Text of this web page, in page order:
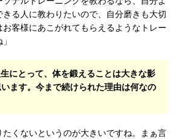
きる人に教わりたいので、自分磨きも大切
客様にあこがれてもらえるようなトレー
とって、体を鍛えることは大きな影
ます。今まで続けられた理由は何なの
たくないというのが大きいですね。まぁ言